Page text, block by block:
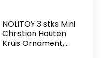
NOLITOY 3 stks Mini
Christian Houten
Kruis Ornament,